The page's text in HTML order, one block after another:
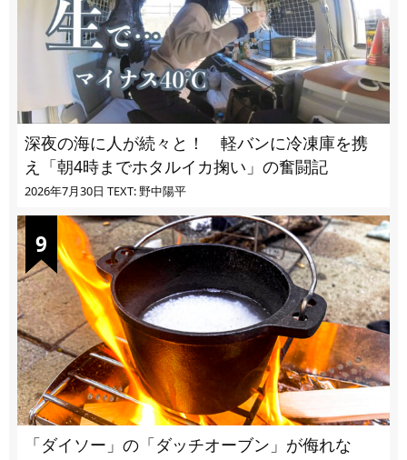
深夜の海に人が続々と！ 軽バンに冷凍庫を携
え「朝4時までホタルイカ掬い」の奮闘記
2026年7月30日 TEXT: 野中陽平
「ダイソー」の「ダッチオーブン」が侮れな